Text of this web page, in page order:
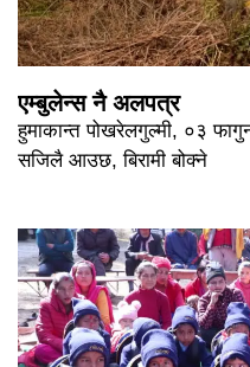
एम्बुलेन्स नै अलपत्र
हुमाकान्त पोखरेलगुल्मी, ०३
सजिलै आउछ, बिरामी बोक्ने